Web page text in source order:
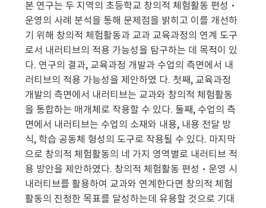
본 연구는 두 지역의 초등학교 창의적 체험활동 편성·
운영의 사례 분석을 통해 문제점을 밝히고 이를 개선하
기 위해 창의적 체험활동과 교과 교육과정의 연계 도구
로서 내러티브의 적용 가능성을 탐구하는 데 목적이 있
다. 연구의 결과, 교육과정 개발과 수업의 측면에서 내
러티브의 적용 가능성을 제안하였 다. 첫째, 교육과정
개발의 측면에서 내러티브는 교과와 창의적 체험활동
을 통합하는 매개체로 작용할 수 있다. 둘째, 수업의 측
면에서 내러티브는 수업의 소재와 내용, 내용 전달 방
식, 학습 공동체 형성의 도구로 작용될 수 있다. 마지막
으로 창의적 체험활동의 네 가지 영역별로 내러티브 적
용 방안을 제안하였다. 창의적 체험활동 편성·운영 시
내러티브를 활용하여 교과와 연계한다면 창의적 체험
활동의 진정한 목표를 달성하는데 유용할 것으로 기대